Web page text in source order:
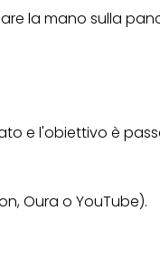
la mano sulla
e l'obiettivo è
Oura o YouTube).
acconsenti all'uso dei